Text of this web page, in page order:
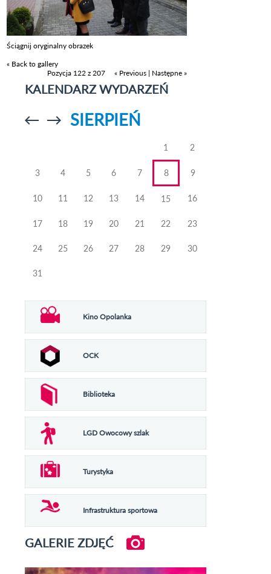
Ściągnij oryginalny obrazek
« Back to gallery
Pozycja 122 z 207
« Previous | Następne »
KALENDARZ WYDARZEŃ
Przejdź doPrzejdź do
SIERPIEŃ
1 2
3 4 5 6 7 8 9
10 11 12 13 14 15 16
17 18 19 20 21 22 23
24 25 26 27 28 29 30
31
Kino Opolanka
OCK
Biblioteka
LGD Owocowy szlak
Turystyka
Infrastruktura sportowa
GALERIE ZDJĘĆ